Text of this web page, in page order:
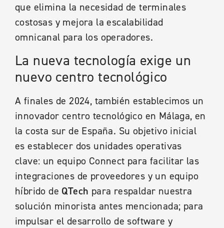
que elimina la necesidad de terminales
costosas y mejora la escalabilidad
omnicanal para los operadores.
La nueva tecnología exige un
nuevo centro tecnológico
A finales de 2024, también establecimos un
innovador centro tecnológico en Málaga, en
la costa sur de España. Su objetivo inicial
es establecer dos unidades operativas
clave: un equipo Connect para facilitar las
integraciones de proveedores y un equipo
híbrido de QTech para respaldar nuestra
solución minorista antes mencionada; para
impulsar el desarrollo de software y